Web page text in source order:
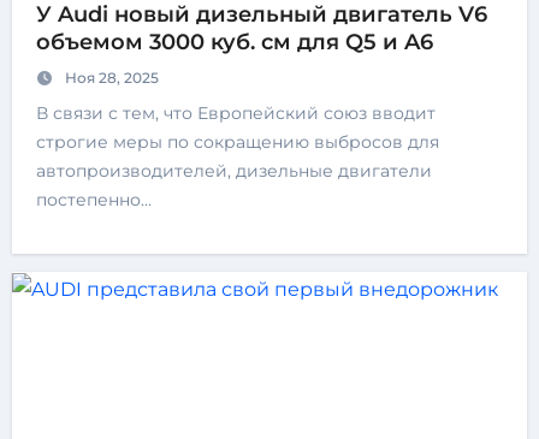
У Audi новый дизельный двигатель V6
объемом 3000 куб. см для Q5 и A6
Ноя 28, 2025
В связи с тем, что Европейский союз вводит
строгие меры по сокращению выбросов для
автопроизводителей, дизельные двигатели
постепенно…